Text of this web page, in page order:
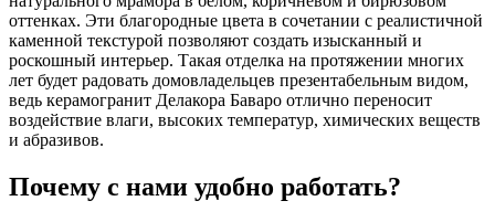
оттенках. Эти благородные цвета в сочетании с реалистичной
каменной текстурой позволяют создать изысканный и
роскошный интерьер. Такая отделка на протяжении многих
лет будет радовать домовладельцев презентабельным видом,
ведь керамогранит Делакора Баваро отлично переносит
воздействие влаги, высоких температур, химических веществ
и абразивов.
Почему с нами удобно работать?